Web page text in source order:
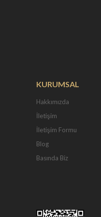
KURUMSAL
Hakkımızda
İletişim
İletişim Formu
Blog
Basında Biz